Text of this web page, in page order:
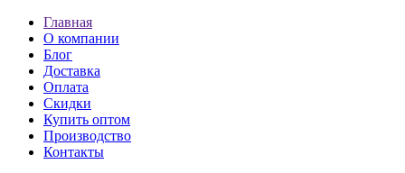
Главная
О компании
Блог
Доставка
Оплата
Скидки
Купить оптом
Производство
Контакты